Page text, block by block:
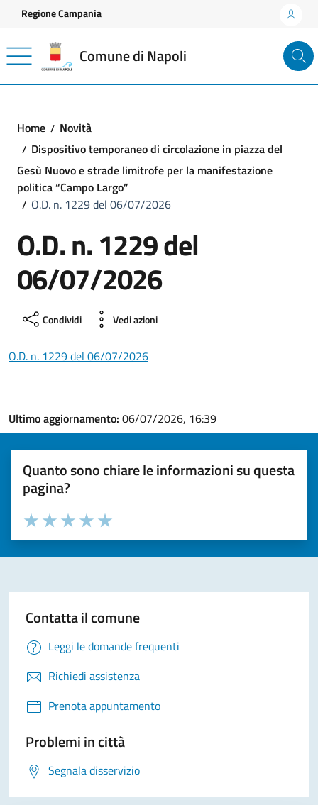
Vai ai contenuti
Vai al footer
Regione Campania
Comune di Napoli
Home
Novità
Dispositivo temporaneo di circolazione in piazza del
Gesù Nuovo e strade limitrofe per la manifestazione
politica “Campo Largo”
O.D. n. 1229 del 06/07/2026
O.D. n. 1229 del
06/07/2026
Condividi Vedi azioni
O.D. n. 1229 del 06/07/2026
Ultimo aggiornamento: 06/07/2026, 16:39
Quanto sono chiare le informazioni su questa
pagina?
Valuta la chiarezza delle informazioni (da 1 a 5 stelle)
Seleziona il numero di stelle per valutare la chiarezza delle
Valuta 5 stelle su 5
Valuta 4 stelle su 5
Valuta 3 stelle su 5
Valuta 2 stelle su 5
Valuta 1 stelle su 5
Contatta il comune
Leggi le domande frequenti
Richiedi assistenza
Prenota appuntamento
Problemi in città
Segnala disservizio